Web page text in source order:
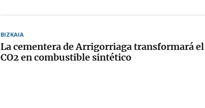
BIZKAIA
La cementera de Arrigorriaga transformará el
CO2 en combustible sintético